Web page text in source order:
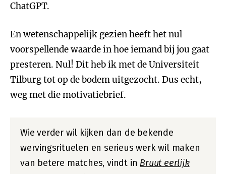
ChatGPT.
En wetenschappelijk gezien heeft het nul
voorspellende waarde in hoe iemand bij jou gaat
presteren. Nul! Dit heb ik met de Universiteit
Tilburg tot op de bodem uitgezocht. Dus echt,
weg met die motivatiebrief.
Wie verder wil kijken dan de bekende
wervingsrituelen en serieus werk wil maken
van betere matches, vindt in Bruut eerlijk